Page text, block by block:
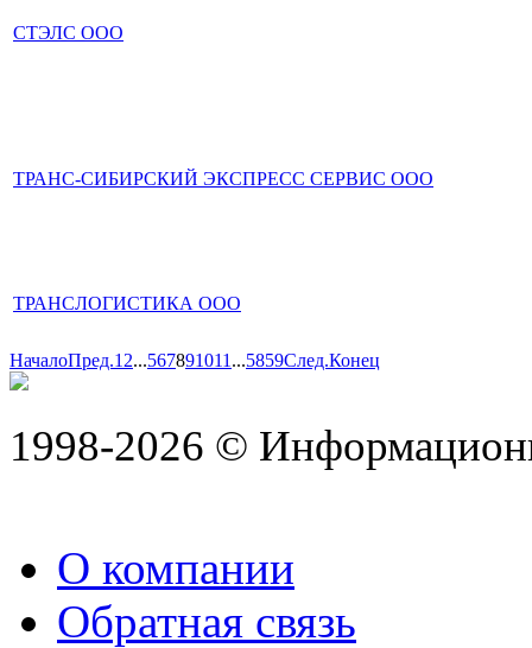
СТЭЛС ООО
ТРАНС-СИБИРСКИЙ ЭКСПРЕСС СЕРВИС ООО
ТРАНСЛОГИСТИКА ООО
НачалоПред.1 2...567891011 ...5859След.Конец
1998-2026 ©
О компании
Обратная связь